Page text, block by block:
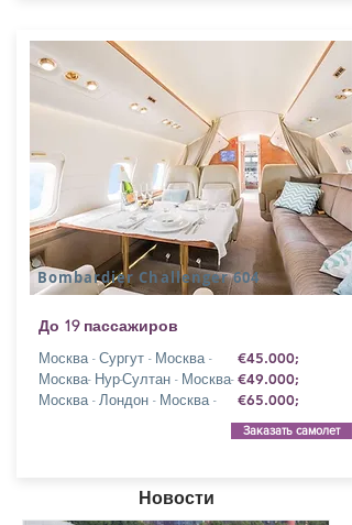
Bombardier Challenger 604
До 19 пассажиров
Москва - Сургут - Москва - €45.000;
Москва- Нур-Султан - Москва-€49.000;
Москва - Лондон - Москва - €65.000;
Заказать самолет
Новости